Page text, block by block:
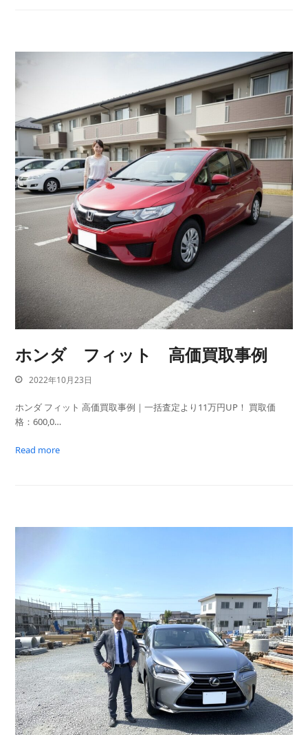
ホンダ フィット 高価買取事例
2022年10月23日
ホンダ フィット 高価買取事例｜一括査定より11万円UP！ 買取価
格：600,0…
Read more